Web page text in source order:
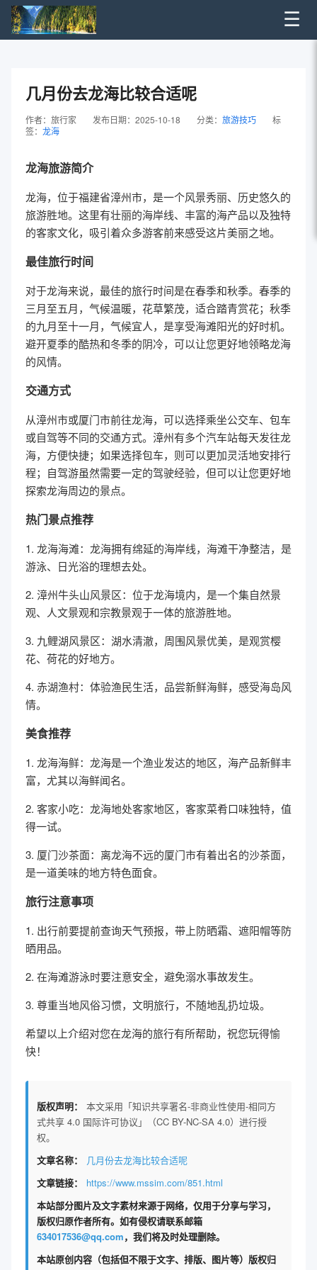
☰
几月份去龙海比较合适呢
作者：旅行家 发布日期：2025-10-18 分类： 旅游技巧
标
签： 龙海
龙海旅游简介
龙海，位于福建省漳州市，是一个风景秀丽、历史悠久的
旅游胜地。这里有壮丽的海岸线、丰富的海产品以及独特
的客家文化，吸引着众多游客前来感受这片美丽之地。
最佳旅行时间
对于龙海来说，最佳的旅行时间是在春季和秋季。春季的
三月至五月，气候温暖，花草繁茂，适合踏青赏花；秋季
的九月至十一月，气候宜人，是享受海滩阳光的好时机。
避开夏季的酷热和冬季的阴冷，可以让您更好地领略龙海
的风情。
交通方式
从漳州市或厦门市前往龙海，可以选择乘坐公交车、包车
或自驾等不同的交通方式。漳州有多个汽车站每天发往龙
海，方便快捷；如果选择包车，则可以更加灵活地安排行
程；自驾游虽然需要一定的驾驶经验，但可以让您更好地
探索龙海周边的景点。
热门景点推荐
1. 龙海海滩：龙海拥有绵延的海岸线，海滩干净整洁，是
游泳、日光浴的理想去处。
2. 漳州牛头山风景区：位于龙海境内，是一个集自然景
观、人文景观和宗教景观于一体的旅游胜地。
3. 九鲤湖风景区：湖水清澈，周围风景优美，是观赏樱
花、荷花的好地方。
4. 赤湖渔村：体验渔民生活，品尝新鲜海鲜，感受海岛风
情。
美食推荐
1. 龙海海鲜：龙海是一个渔业发达的地区，海产品新鲜丰
富，尤其以海鲜闻名。
2. 客家小吃：龙海地处客家地区，客家菜肴口味独特，值
得一试。
3. 厦门沙茶面：离龙海不远的厦门市有着出名的沙茶面，
是一道美味的地方特色面食。
旅行注意事项
1. 出行前要提前查询天气预报，带上防晒霜、遮阳帽等防
晒用品。
2. 在海滩游泳时要注意安全，避免溺水事故发生。
3. 尊重当地风俗习惯，文明旅行，不随地乱扔垃圾。
希望以上介绍对您在龙海的旅行有所帮助，祝您玩得愉
快！
版权声明：
本文采用「知识共享署名-非商业性使用-相同方
式共享 4.0 国际许可协议」（CC BY-NC-SA 4.0）进行授
权。
文章名称：
几月份去龙海比较合适呢
文章链接：
https://www.mssim.com/851.html
本站部分图片及文字素材来源于网络，仅用于分享与学习，
版权归原作者所有。如有侵权请联系邮箱
634017536@qq.com，我们将及时处理删除。
本站原创内容（包括但不限于文字、排版、图片等）版权归